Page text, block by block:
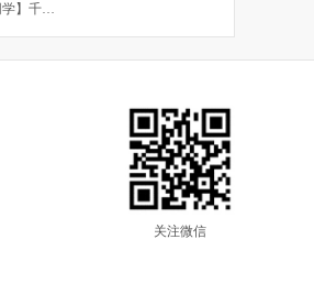
【你好，老同学】千橡团建主题聚会
关注微信